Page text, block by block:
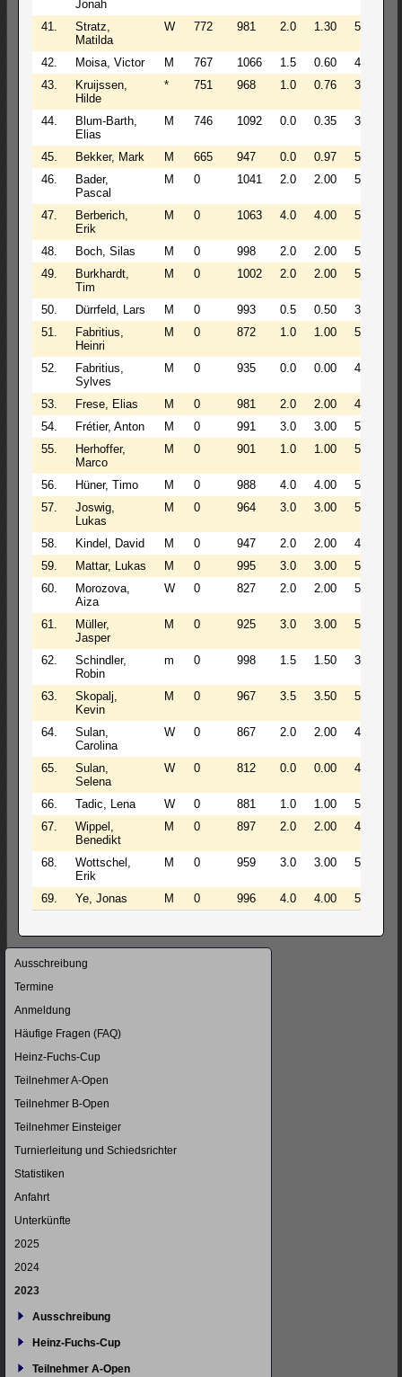
Jonah
41.
Stratz,
Matilda
W 772 981 2.0 1.30 5
42. Moisa, Victor M 767 1066 1.5 0.60 4
43.
Kruijssen,
Hilde
* 751 968 1.0 0.76 3
44.
Blum-Barth,
Elias
M 746 1092 0.0 0.35 3
45. Bekker, Mark M 665 947 0.0 0.97 5
46.
Bader,
Pascal
M 0 1041 2.0 2.00 5
47.
Berberich,
Erik
M 0 1063 4.0 4.00 5
48. Boch, Silas M 0 998 2.0 2.00
5
49.
Burkhardt,
Tim
M 0 1002 2.0 2.00 5
50. Dürrfeld, Lars M 0 993 0.5 0.50
3
51.
Fabritius,
Heinri
M 0 872 1.0 1.00 5
52.
Fabritius,
Sylves
M 0 935 0.0 0.00 4
53. Frese, Elias M 0 981 2.0 2.00
4
54.
Frétier, Anton M 0 991 3.0 3.00
5
55.
Herhoffer,
Marco
M 0 901 1.0 1.00 5
56. Hüner, Timo M 0 988 4.0 4.00
5
57.
Joswig,
Lukas
M 0 964 3.0 3.00 5
58. Kindel, David M 0 947 2.0 2.00
4
59.
Mattar, Lukas M 0 995 3.0 3.00
5
60.
Morozova,
Aiza
W 0 827 2.0 2.00 5
61.
Müller,
Jasper
M 0 925 3.0 3.00 5
62.
Schindler,
Robin
m 0 998 1.5 1.50 3
63.
Skopalj,
Kevin
M 0 967 3.5 3.50 5
64.
Sulan,
Carolina
W 0 867 2.0 2.00 4
65.
Sulan,
Selena
W 0 812 0.0 0.00 4
66. Tadic, Lena W 0 881 1.0 1.00
5
67.
Wippel,
Benedikt
M 0 897 2.0 2.00 4
68.
Wottschel,
Erik
M 0 959 3.0 3.00 5
69. Ye, Jonas M 0 996 4.0 4.00 5
Navigation
Ausschreibung
Termine
Anmeldung
Häufige Fragen (FAQ)
Heinz-Fuchs-Cup
Teilnehmer A-Open
Teilnehmer B-Open
Teilnehmer Einsteiger
Turnierleitung und Schiedsrichter
Statistiken
Anfahrt
Unterkünfte
2025
2024
2023
Ausschreibung
Heinz-Fuchs-Cup
Teilnehmer A-Open